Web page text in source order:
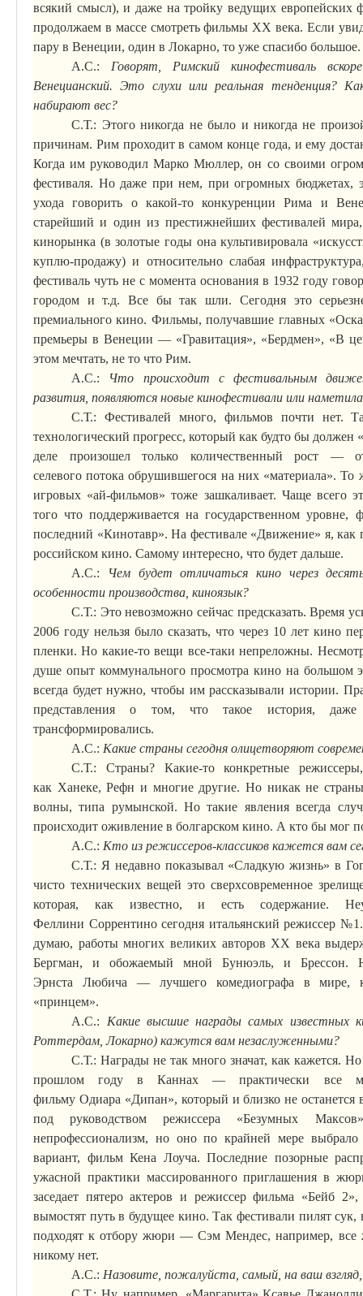
всякий смысл), и даже на тройку ведущих европейских
продолжаем в массе смотреть фильмы ХХ века. Если
пару в Венеции, один в Локарно, то уже спасибо большое.
А.С.: Говорят, Римский кинофестиваль
Венецианский. Это слухи или реальная тенденция?
набирают вес?
С.Т.: Этого никогда не было и никогда не
причинам. Рим проходит в самом конце года, и ему
Когда им руководил Марко Мюллер, он со своими
фестиваля. Но даже при нем, при огромных бюджетах,
ухода говорить о какой-то конкуренции Рима и
старейший и один из престижнейших фестивалей
кинорынка (в золотые годы она культивировала
куплю-продажу) и относительно слабая
фестиваль чуть не с момента основания в 1932 году
городом и т.д. Все бы так шли. Сегодня это
премиального кино. Фильмы, получавшие главных
премьеры в Венеции — «Гравитация», «Бердмен», «В
этом мечтать, не то что Рим.
А.С.: Что происходит с фестивальным
развития, появляются новые кинофестивали или
С.Т.: Фестивалей много, фильмов почти нет.
технологический прогресс, который как будто бы должен
деле произошел только количественный рост —
селевогопотока обрушившегося на них «материала».
игровых «ай-фильмов» тоже зашкаливает. Чаще всего
того что поддерживается на государственном уровне,
последний «Кинотавр». На фестивале «Движение» я, как
российском кино. Самому интересно, что будет дальше.
А.С.:
Чем будет отличаться кино через
особенности производства, киноязык?
С.Т.: Это невозможно сейчас предсказать. Время
2006 году нельзя было сказать, что через 10 лет кино
пленки. Но какие-то вещи все-таки непреложны.
душе опыт коммунального просмотра кино на большом
всегда будет нужно, чтобы им рассказывали истории.
представления о том, что такое история,
трансформировались.
А.С.: Какие страны сегодня олицетворяют
С.Т.: Страны? Какие-то конкретные
как Ханеке,Рефн и многие другие. Но никак не
волны, типа румынской. Но такие явления всегда
происходит оживление в болгарском кино. А кто бы мог
А.С.: Кто из режиссеров-классиков кажется вам
С.Т.: Я недавно показывал «Сладкую жизнь» в
чисто технических вещей это сверхсовременное
которая, как известно, и есть содержание.
Феллини Соррентиносегодня итальянский режиссер
думаю, работы многих великих авторов ХХ века
Бергман, и обожаемый мной Бунюэль, и Брессон.
Эрнста Любича — лучшего комедиографа в мире,
«принцем».
А.С.: Какие высшие награды самых известных
Роттердам, Локарно) кажутся вам незаслуженными?
С.Т.: Награды не так много значат, как кажется.
прошлом году в Каннах — практически все
фильму Одиара «Дипан», который и близко не
под руководством режиссера «Безумных
непрофессионализм, но онопо крайней мере выбрало
вариант, фильм Кена Лоуча. Последние позорные
ужасной практики массированного приглашения в
заседает пятеро актеров и режиссер фильма «Бейб 2»,
вымостят путь в будущее кино. Так фестивали пилят
подходят к отбору жюри — СэмМендес, например,
никому нет.
А.С.: Назовите, пожалуйста, самый, на ваш